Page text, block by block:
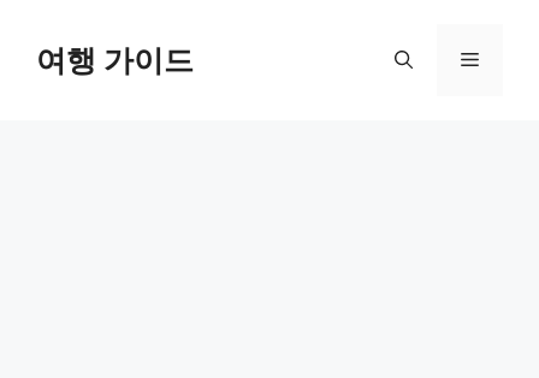
여행 가이드 메